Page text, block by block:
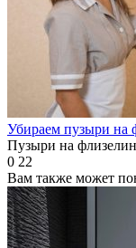
Убираем пузыри на
Пузыри на
0 22
Вам также может